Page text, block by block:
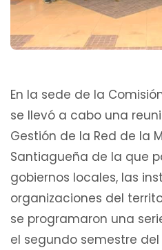
En la sede de la
se llevó a cabo una
Gestión de la Red de la
Santiagueña de la que
gobiernos locales, las
organizaciones del
se programaron una
el segundo semestre del